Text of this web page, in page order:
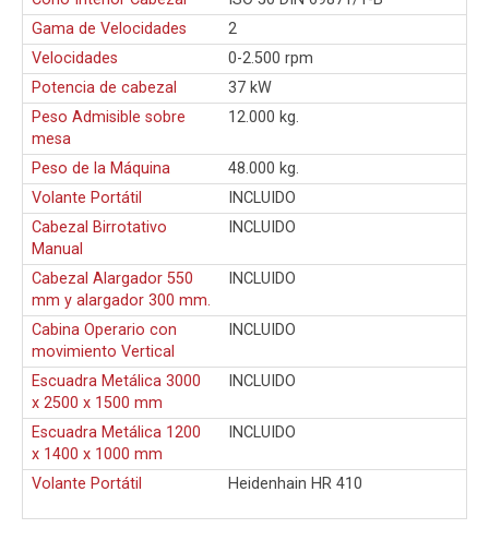
Gama de Velocidades
2
Velocidades
0-2.500 rpm
Potencia de cabezal
37 kW
Peso Admisible sobre
mesa
12.000 kg.
Peso de la Máquina
48.000 kg.
Volante Portátil
INCLUIDO
Cabezal Birrotativo
Manual
INCLUIDO
Cabezal Alargador 550
mm y alargador 300 mm.
INCLUIDO
Cabina Operario con
movimiento Vertical
INCLUIDO
Escuadra Metálica 3000
x 2500 x 1500 mm
INCLUIDO
Escuadra Metálica 1200
x 1400 x 1000 mm
INCLUIDO
Volante Portátil Heidenhain HR 410